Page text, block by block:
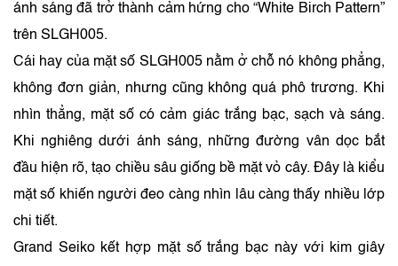
ánh sáng đã trở thành cảm hứng cho “White Birch Pattern”
trên SLGH005.
Cái hay của mặt số SLGH005 nằm ở chỗ nó không phẳng,
không đơn giản, nhưng cũng không quá phô trương. Khi
nhìn thẳng, mặt số có cảm giác trắng bạc, sạch và sáng.
Khi nghiêng dưới ánh sáng, những đường vân dọc bắt
đầu hiện rõ, tạo chiều sâu giống bề mặt vỏ cây. Đây là kiểu
mặt số khiến người đeo càng nhìn lâu càng thấy nhiều lớp
chi tiết.
Grand Seiko kết hợp mặt số trắng bạc này với kim giây